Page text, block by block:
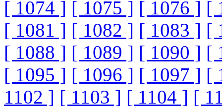
[ 1074 ] [ 1075 ] [ 1076 ] [
[ 1081 ] [ 1082 ] [ 1083 ] [
[ 1088 ] [ 1089 ] [ 1090 ] [
[ 1095 ] [ 1096 ] [ 1097 ] [
1102 ] [ 1103 ] [ 1104 ] [